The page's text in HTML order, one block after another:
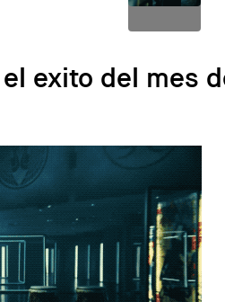
exito del mes